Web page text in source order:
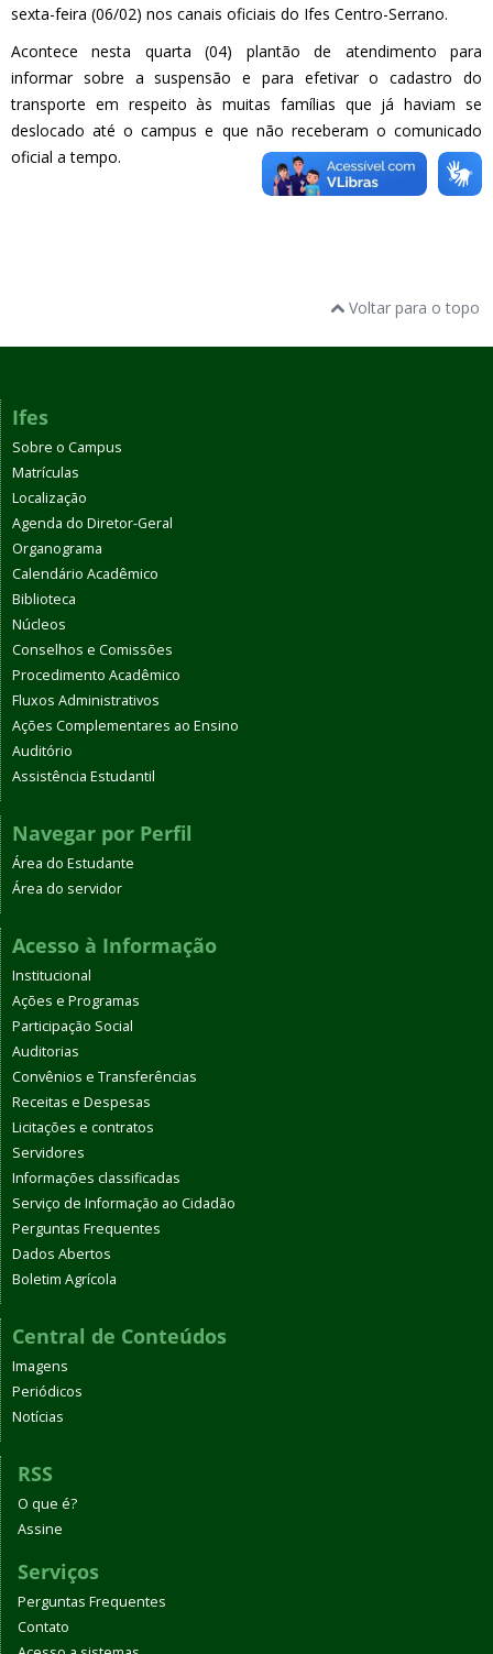
sexta-feira (06/02) nos canais oficiais do Ifes Centro-Serrano.
Acontece nesta quarta (04) plantão de atendimento para
informar sobre a suspensão e para efetivar o cadastro do
transporte em respeito às muitas famílias que já haviam se
deslocado até o campus e que não receberam o comunicado
oficial a tempo.
Voltar para o topo
Ifes
Sobre o Campus
Matrículas
Localização
Agenda do Diretor-Geral
Organograma
Calendário Acadêmico
Biblioteca
Núcleos
Conselhos e Comissões
Procedimento Acadêmico
Fluxos Administrativos
Ações Complementares ao Ensino
Auditório
Assistência Estudantil
Navegar por Perfil
Área do Estudante
Área do servidor
Acesso à Informação
Institucional
Ações e Programas
Participação Social
Auditorias
Convênios e Transferências
Receitas e Despesas
Licitações e contratos
Servidores
Informações classificadas
Serviço de Informação ao Cidadão
Perguntas Frequentes
Dados Abertos
Boletim Agrícola
Central de Conteúdos
Imagens
Periódicos
Notícias
RSS
O que é?
Assine
Serviços
Perguntas Frequentes
Contato